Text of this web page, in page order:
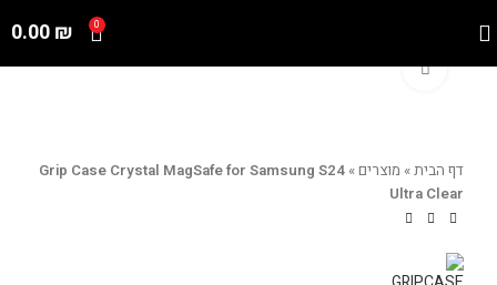
0
0.00₪
Click to enlarge
דף הבית» מוצרים»
Grip Case Crystal MagSafe for Samsung S24
Ultra Clear